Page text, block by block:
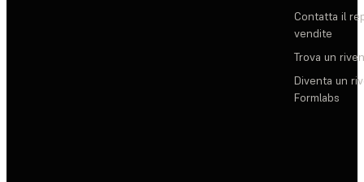
Contatta il
vendite
Trova un
Diventa un
Formlabs